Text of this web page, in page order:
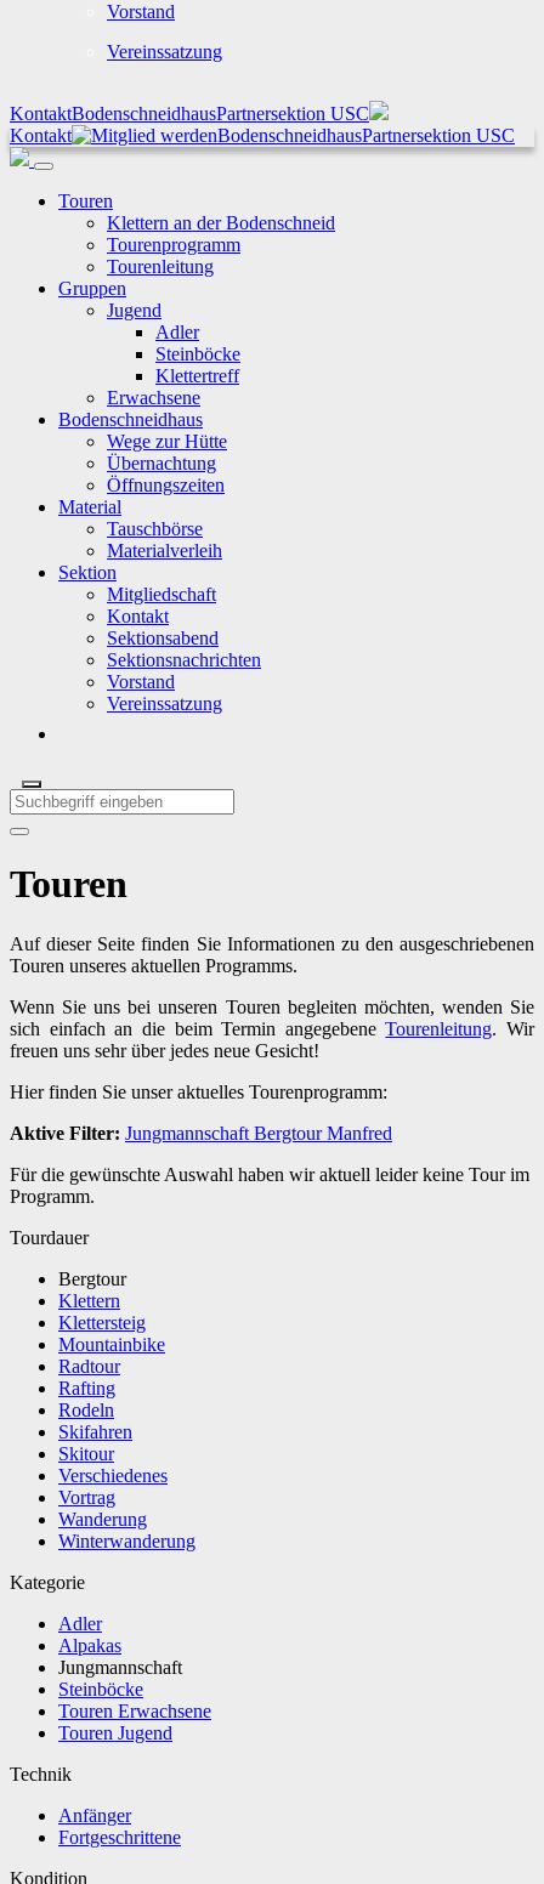
Vorstand
Vereinssatzung
KontaktBodenschneidhausPartnersektion USC
Kontakt
BodenschneidhausPartnersektion USC
Touren
Klettern an der Bodenschneid
Tourenprogramm
Tourenleitung
Gruppen
Jugend
Adler
Steinböcke
Klettertreff
Erwachsene
Bodenschneidhaus
Wege zur Hütte
Übernachtung
Öffnungszeiten
Material
Tauschbörse
Materialverleih
Sektion
Mitgliedschaft
Kontakt
Sektionsabend
Sektionsnachrichten
Vorstand
Vereinssatzung
Touren
Auf dieser Seite finden Sie Informationen zu den ausgeschriebenen
Touren unseres aktuellen Programms.
Wenn Sie uns bei unseren Touren begleiten möchten, wenden Sie
sich einfach an die beim Termin angegebeneTourenleitung. Wir
freuen uns sehr über jedes neue Gesicht!
Hier finden Sie unser aktuelles Tourenprogramm:
Aktive Filter: Jungmannschaft BergtourManfred
Für die gewünschte Auswahl haben wir aktuell leider keine Tour im
Programm.
Tourdauer
Bergtour
Klettern
Klettersteig
Mountainbike
Radtour
Rafting
Rodeln
Skifahren
Skitour
Verschiedenes
Vortrag
Wanderung
Winterwanderung
Kategorie
Adler
Alpakas
Jungmannschaft
Steinböcke
Touren Erwachsene
Touren Jugend
Technik
Anfänger
Fortgeschrittene
Kondition